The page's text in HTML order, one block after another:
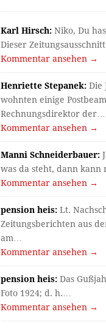
Karl Hirsch: Niko, Du
Dieser
Kommentar ansehen →
Henriette Stepanek: Die
wohnten einige
Rechnungsdirektor der…
Kommentar ansehen →
Manni Schneiderbauer:
was da steht, dann kann
Kommentar ansehen →
pension heis: Lt.
Zeitungsberichten aus
am…
Kommentar ansehen →
pension heis: Das
Foto 1924; d. h.…
Kommentar ansehen →